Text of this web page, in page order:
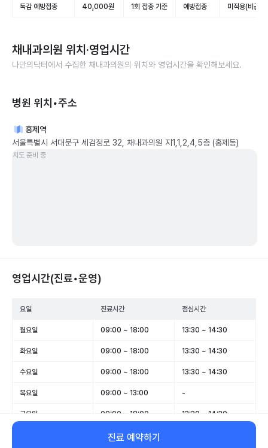
독감 예방접종 40,000원 1회 접종 기준 예방접종 미적용(비급여)
채내과의원 위치·영업시간
나만의닥터에서 수집한 채내과의원의 위치와 영업시간을 확인해보세요.
병원 위치•주소
홍제역
서울특별시 서대문구 세검정로 32, 채내과의원 지1,1,2,4,5층 (홍제동)
지도 준비 중
영업시간(진료•운영)
요일 진료시간 점심시간
월요일 09:00 ~ 18:00 13:30 ~ 14:30
화요일 09:00 ~ 18:00 13:30 ~ 14:30
수요일 09:00 ~ 18:00 13:30 ~ 14:30
목요일 09:00 ~ 13:00 -
금요일 09:00 ~ 18:00 13:30 ~ 14:30
09:00 ~ 13:00
진료 예약하기